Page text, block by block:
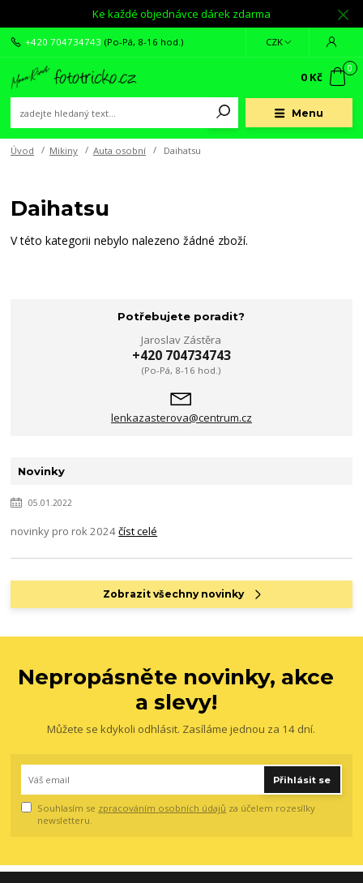
Ke každé objednávce dárek zdarma
Menu
CZK
+420 704734743 (Po-Pá, 8-16 hod.)
0
0 Kč
Úvod Mikiny Auta osobní Daihatsu
Daihatsu
V této kategorii nebylo nalezeno žádné zboží.
Potřebujete poradit?
Jaroslav Zástěra
+420 704734743
(Po-Pá, 8-16 hod.)
lenkazasterova@centrum.cz
Novinky
05.01.2022
novinky pro rok 2024číst celé
Zobrazit všechny novinky
Nepropásněte novinky, akce
a slevy!
Můžete se kdykoli odhlásit. Zasíláme jednou za 14 dní.
Přihlásit se
Souhlasím se zpracováním osobních údajů za účelem rozesílky
newsletteru.